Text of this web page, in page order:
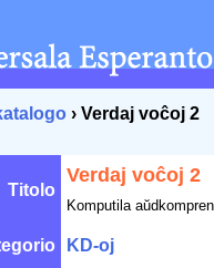
› Verdaj voĉoj 2
Titolo
Verdaj voĉoj 2
Komputila
KD-oj